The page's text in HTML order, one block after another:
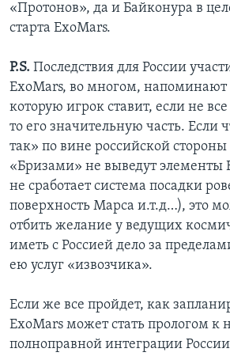
«Протонов», да и Байконура в
старта ExoMars.
P.S. Последствия для России
ExoMars, во многом, напоминают
которую игрок ставит, если не
то его значительную часть. Если
так» по вине российской
«Бризами» не выведут элементы
не сработает система посадки
поверхность Марса и.т.д…), это
отбить желание у ведущих
иметь с Россией дело за
ею услуг «извозчика».
Если же все пройдет, как
ExoMars может стать прологом к
полноправной интеграции